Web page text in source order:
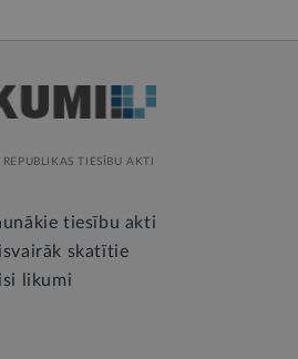
TIESĪBU AKTI
tiesību akti
skatītie
likumi